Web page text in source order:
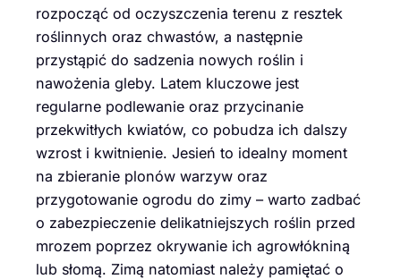
rozpocząć od oczyszczenia terenu z resztek
roślinnych oraz chwastów, a następnie
przystąpić do sadzenia nowych roślin i
nawożenia gleby. Latem kluczowe jest
regularne podlewanie oraz przycinanie
przekwitłych kwiatów, co pobudza ich dalszy
wzrost i kwitnienie. Jesień to idealny moment
na zbieranie plonów warzyw oraz
przygotowanie ogrodu do zimy – warto zadbać
o zabezpieczenie delikatniejszych roślin przed
mrozem poprzez okrywanie ich agrowłókniną
lub słomą. Zimą natomiast należy pamiętać o